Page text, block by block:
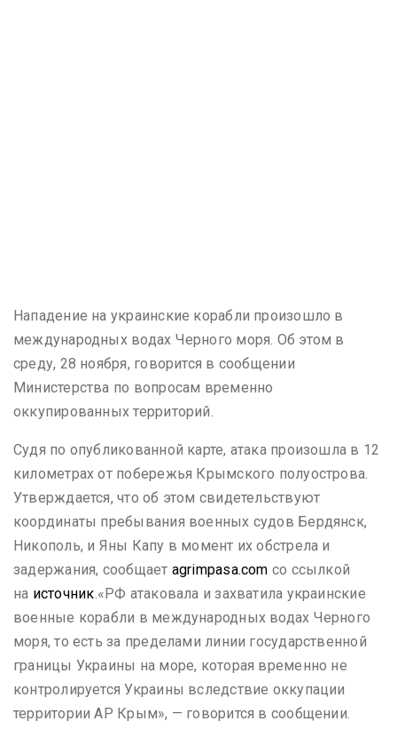
Нападение на украинские корабли произошло в
международных водах Черного моря. Об этом в
среду, 28 ноября, говорится в сообщении
Министерства по вопросам временно
оккупированных территорий.
Судя по опубликованной карте, атака произошла в 12
километрах от побережья Крымского полуострова.
Утверждается, что об этом свидетельствуют
координаты пребывания военных судов Бердянск,
Никополь, и Яны Капу в момент их обстрела и
задержания, сообщает agrimpasa.com со ссылкой
на источник «РФ атаковала и захватила украинские
военные корабли в международных водах Черного
моря, то есть за пределами линии государственной
границы Украины на море, которая временно не
контролируется Украины вследствие оккупации
территории АР Крым», — говорится в сообщении.